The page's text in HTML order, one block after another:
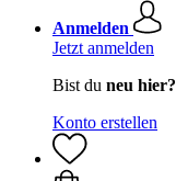
Anmelden
Jetzt anmelden
Bist du neu hier?
Konto erstellen